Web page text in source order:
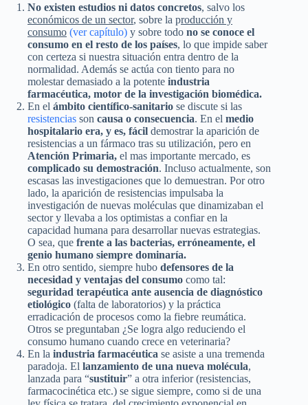
No existen estudios ni datos concretos, salvo los
económicos de un sector, sobre la producción y
consumo (ver capítulo) y sobre todo no se conoce el
consumo en el resto de los países, lo que impide saber
con certeza si nuestra situación entra dentro de la
normalidad. Además se actúa con tiento para no
molestar demasiado a la potente industria
farmacéutica, motor de la investigación biomédica.
En el ámbito científico-sanitario se discute si las
resistencias son causa o consecuencia. En el medio
hospitalario era, y es, fácil demostrar la aparición de
resistencias a un fármaco tras su utilización, pero en
Atención Primaria, el mas importante mercado, es
complicado su demostración. Incluso actualmente, son
escasas las investigaciones que lo demuestran. Por otro
lado, la aparición de resistencias impulsaba la
investigación de nuevas moléculas que dinamizaban el
sector y llevaba a los optimistas a confiar en la
capacidad humana para desarrollar nuevas estrategias.
O sea, que frente a las bacterias, erróneamente, el
genio humano siempre dominaría.
En otro sentido, siempre hubo defensores de la
necesidad y ventajas del consumo como tal:
seguridad terapéutica ante ausencia de diagnóstico
etiológico (falta de laboratorios) y la práctica
erradicación de procesos como la fiebre reumática.
Otros se preguntaban ¿Se logra algo reduciendo el
consumo humano cuando crece en veterinaria?
En la industria farmacéutica se asiste a una tremenda
paradoja. El lanzamiento de una nueva molécula,
lanzada para “sustituir” a otra inferior (resistencias,
farmacocinética etc.) se sigue siempre, como si de una